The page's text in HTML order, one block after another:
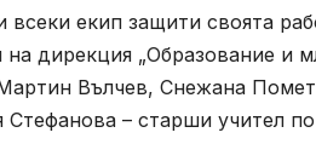
екип защити своята
дирекция „Образование и
Вълчев, Снежана
Стефанова – старши учител